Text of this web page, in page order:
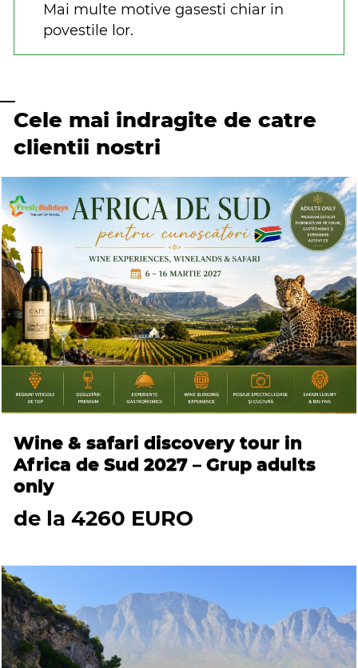
Mai multe motive gasesti chiar in
povestile lor.
Cele mai indragite de catre
clientii nostri
Wine & safari discovery tour in
Africa de Sud 2027 – Grup adults
only
de la 4260 EURO